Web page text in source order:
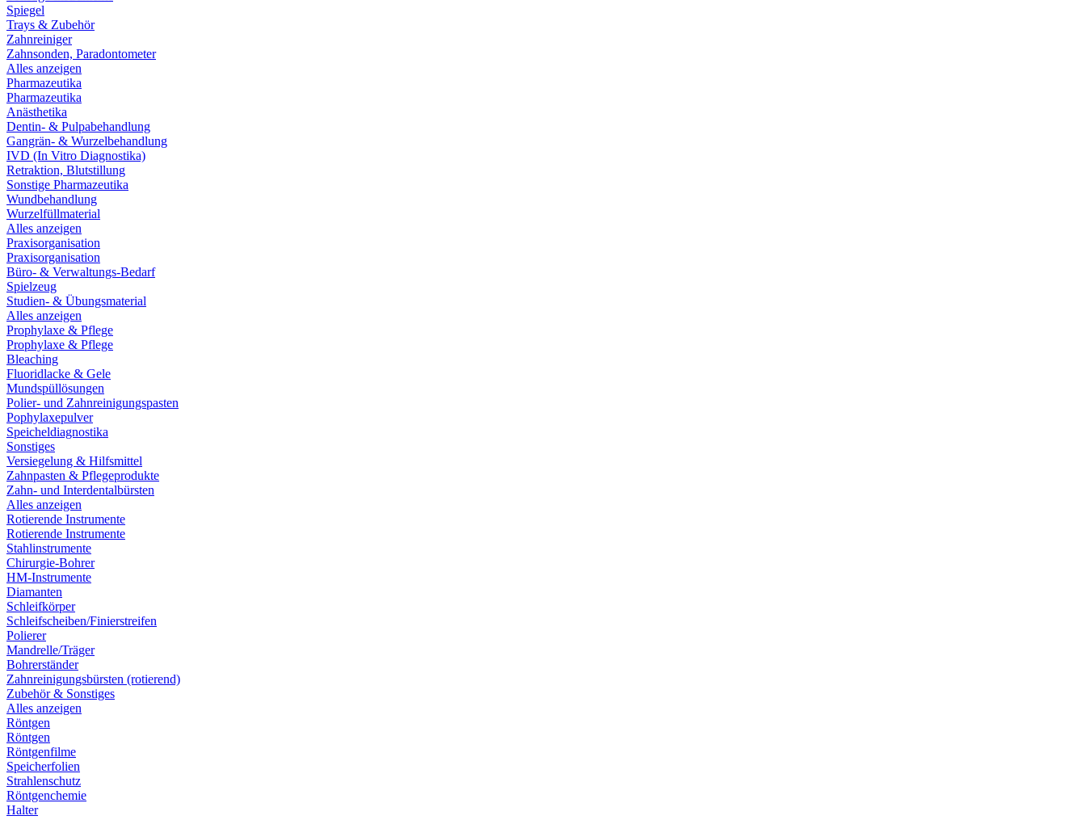
Spiegel
Trays & Zubehör
Zahnreiniger
Zahnsonden, Paradontometer
Alles anzeigen
Pharmazeutika
Pharmazeutika
Anästhetika
Dentin- & Pulpabehandlung
Gangrän- & Wurzelbehandlung
IVD (In Vitro Diagnostika)
Retraktion, Blutstillung
Sonstige Pharmazeutika
Wundbehandlung
Wurzelfüllmaterial
Alles anzeigen
Praxisorganisation
Praxisorganisation
Büro- & Verwaltungs-Bedarf
Spielzeug
Studien- & Übungsmaterial
Alles anzeigen
Prophylaxe & Pflege
Prophylaxe & Pflege
Bleaching
Fluoridlacke & Gele
Mundspüllösungen
Polier- und Zahnreinigungspasten
Pophylaxepulver
Speicheldiagnostika
Sonstiges
Versiegelung & Hilfsmittel
Zahnpasten & Pflegeprodukte
Zahn- und Interdentalbürsten
Alles anzeigen
Rotierende Instrumente
Rotierende Instrumente
Stahlinstrumente
Chirurgie-Bohrer
HM-Instrumente
Diamanten
Schleifkörper
Schleifscheiben/Finierstreifen
Polierer
Mandrelle/Träger
Bohrerständer
Zahnreinigungsbürsten (rotierend)
Zubehör & Sonstiges
Alles anzeigen
Röntgen
Röntgen
Röntgenfilme
Speicherfolien
Strahlenschutz
Röntgenchemie
Halter